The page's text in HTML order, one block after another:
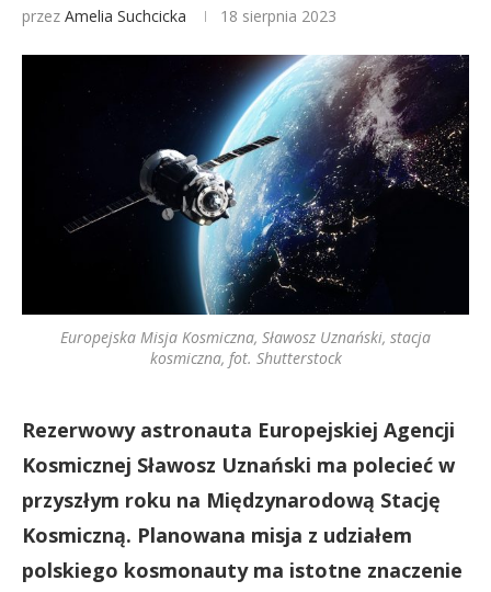
przez Amelia Suchcicka 18 sierpnia 2023
Europejska Misja Kosmiczna, Sławosz Uznański, stacja
kosmiczna, fot. Shutterstock
Rezerwowy astronauta Europejskiej Agencji
Kosmicznej Sławosz Uznański ma polecieć w
przyszłym roku na Międzynarodową Stację
Kosmiczną. Planowana misja z udziałem
polskiego kosmonauty ma istotne znaczenie